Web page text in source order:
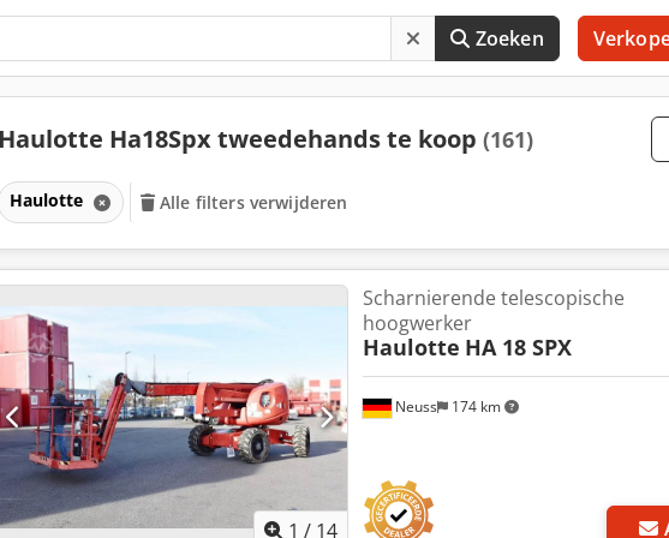
Zoeken
Haulotte Ha18Spx tweedehands te koop (161)
Haulotte Alle filters verwijderen
1 / 14
Neuss 174 km
Scharnierende telescopische
hoogwerker
Haulotte HA 18 SPX